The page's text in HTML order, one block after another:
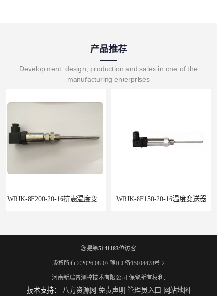
产品推荐
Development, design, production and sales in one of the
manufacturing enterprises
WRJK-8F200-20-16抗震温度变送器 WRJK-8F150-20-16温度变送器
您是第5141183位访客
版权所有 ©2026-08-07 豫ICP备15004478号-2
河南新瑞普测控技术有限公司 保留所有权利.
技术支持： 八方资源网 免责声明 管理员入口 网站地图